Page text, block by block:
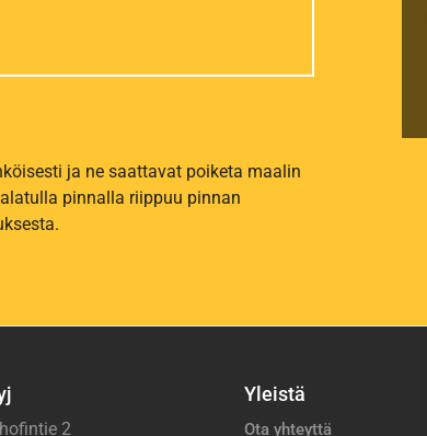
ja ne saattavat poiketa maalin
pinnalla riippuu pinnan
2
Yleistä
Ota yhteyttä